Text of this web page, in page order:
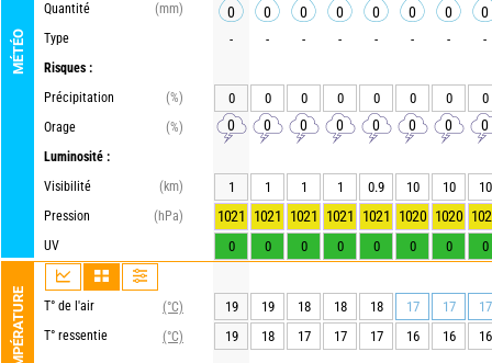
MÉTÉO
Quantité
(mm)
Type
Risques :
Précipitation
(%)
Orage
(%)
Luminosité :
Visibilité
(km)
Pression
(hPa)
UV
TEMPÉRATURE T° de l'air
(°C)
T° ressentie
(°C)
0 0 0 0 0 0 0 0
- - - - - - - -
0 0 0 0 0 0 0 0
0 0 0 0 0 0 0 0
1 1 1 1 0.9 10 10 10
1021 1021 1021 1021 1021 1020 1020
0 0 0 0 0 0 0 0
19 19 18 18 18 17 17
17
19
18 17 17 17 16 16 16